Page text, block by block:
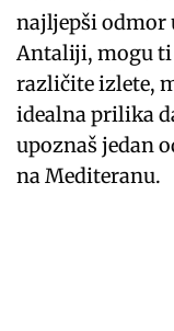
najljepši
Antaliji, mogu
različite izlete,
idealna prilika
upoznaš jedan
na Mediteranu.